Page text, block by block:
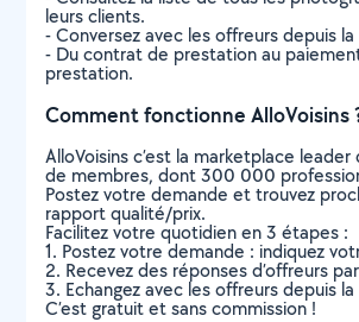
leurs clients.
- Conversez avec les offreurs depuis
- Du contrat de prestation au
prestation.
Comment fonctionne AlloVoisins
AlloVoisins c’est la marketplace
de membres, dont 300 000
Postez votre demande et trouvez
rapport qualité/prix.
Facilitez votre quotidien en 3 étapes :
1. Postez votre demande : indiquez
2. Recevez des réponses d’offreurs
3. Echangez avec les offreurs depuis
C’est gratuit et sans commission !